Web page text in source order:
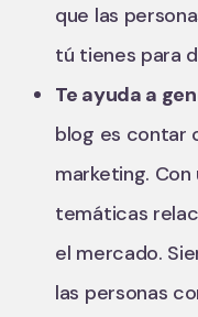
que las
tú tienes para
Te ayuda a
blog es contar
marketing.
temáticas
el mercado.
las personas